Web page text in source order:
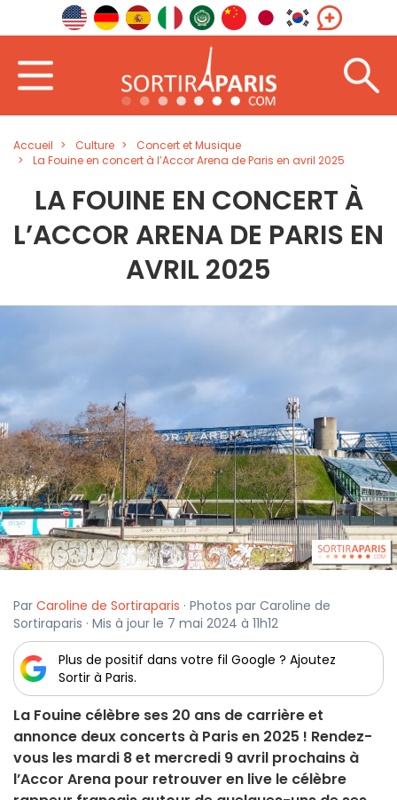
Accueil Culture
Concert et Musique
La Fouine en concert à l’Accor Arena de Paris en avril 2025
LA FOUINE EN CONCERT À
L’ACCOR ARENA DE PARIS EN
AVRIL 2025
Par Caroline de Sortiraparis · Photos par Caroline de
Sortiraparis · Mis à jour le 7 mai 2024 à 11h12
Plus de positif dans votre fil Google ? Ajoutez
Sortir à Paris.
La Fouine célèbre ses 20 ans de carrière et
annonce deux concerts à Paris en 2025 ! Rendez-
vous les mardi 8 et mercredi 9 avril prochains à
l’Accor Arena pour retrouver en live le célèbre